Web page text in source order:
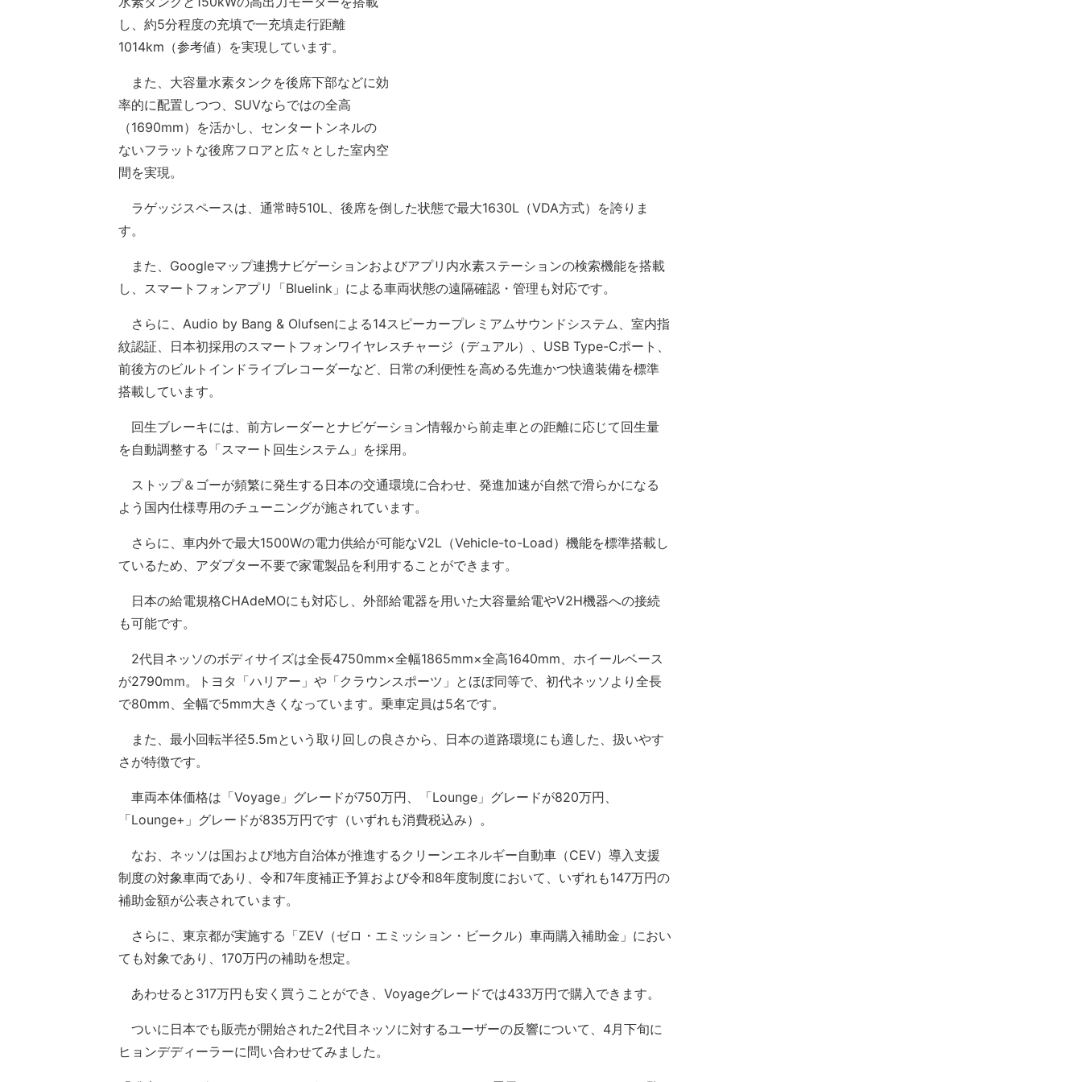
し、約5分程度の充填で一充填走行距離
1014km（参考値）を実現しています。
また、大容量水素タンクを後席下部などに効
率的に配置しつつ、SUVならではの全高
（1690mm）を活かし、センタートンネルの
ないフラットな後席フロアと広々とした室内空
間を実現。
ラゲッジスペースは、通常時510L、後席を倒した状態で最大1630L（VDA方式）を誇りま
す。
また、Googleマップ連携ナビゲーションおよびアプリ内水素ステーションの検索機能を搭載
し、スマートフォンアプリ「Bluelink」による車両状態の遠隔確認・管理も対応です。
さらに、Audio by Bang & Olufsenによる14スピーカープレミアムサウンドシステム、室内指
紋認証、日本初採用のスマートフォンワイヤレスチャージ（デュアル）、USB Type-Cポート、
前後方のビルトインドライブレコーダーなど、日常の利便性を高める先進かつ快適装備を標準
搭載しています。
回生ブレーキには、前方レーダーとナビゲーション情報から前走車との距離に応じて回生量
を自動調整する「スマート回生システム」を採用。
ストップ＆ゴーが頻繁に発生する日本の交通環境に合わせ、発進加速が自然で滑らかになる
よう国内仕様専用のチューニングが施されています。
さらに、車内外で最大1500Wの電力供給が可能なV2L（Vehicle-to-Load）機能を標準搭載し
ているため、アダプター不要で家電製品を利用することができます。
日本の給電規格CHAdeMOにも対応し、外部給電器を用いた大容量給電やV2H機器への接続
も可能です。
2代目ネッソのボディサイズは全長4750mm×全幅1865mm×全高1640mm、ホイールベース
が2790mm。トヨタ「ハリアー」や「クラウンスポーツ」とほぼ同等で、初代ネッソより全長
で80mm、全幅で5mm大きくなっています。乗車定員は5名です。
また、最小回転半径5.5mという取り回しの良さから、日本の道路環境にも適した、扱いやす
さが特徴です。
車両本体価格は「Voyage」グレードが750万円、「Lounge」グレードが820万円、
「Lounge+」グレードが835万円です（いずれも消費税込み）。
なお、ネッソは国および地方自治体が推進するクリーンエネルギー自動車（CEV）導入支援
制度の対象車両であり、令和7年度補正予算および令和8年度制度において、いずれも147万円の
補助金額が公表されています。
さらに、東京都が実施する「ZEV（ゼロ・エミッション・ビークル）車両購入補助金」におい
ても対象であり、170万円の補助を想定。
あわせると317万円も安く買うことができ、Voyageグレードでは433万円で購入できます。
ついに日本でも販売が開始された2代目ネッソに対するユーザーの反響について、4月下旬に
ヒョンデディーラーに問い合わせてみました。